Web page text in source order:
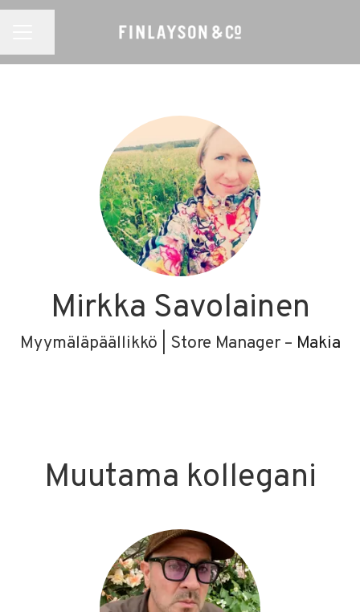
Mirkka Savolainen
Myymäläpäällikkö | Store Manager – Makia
Muutama kollegani